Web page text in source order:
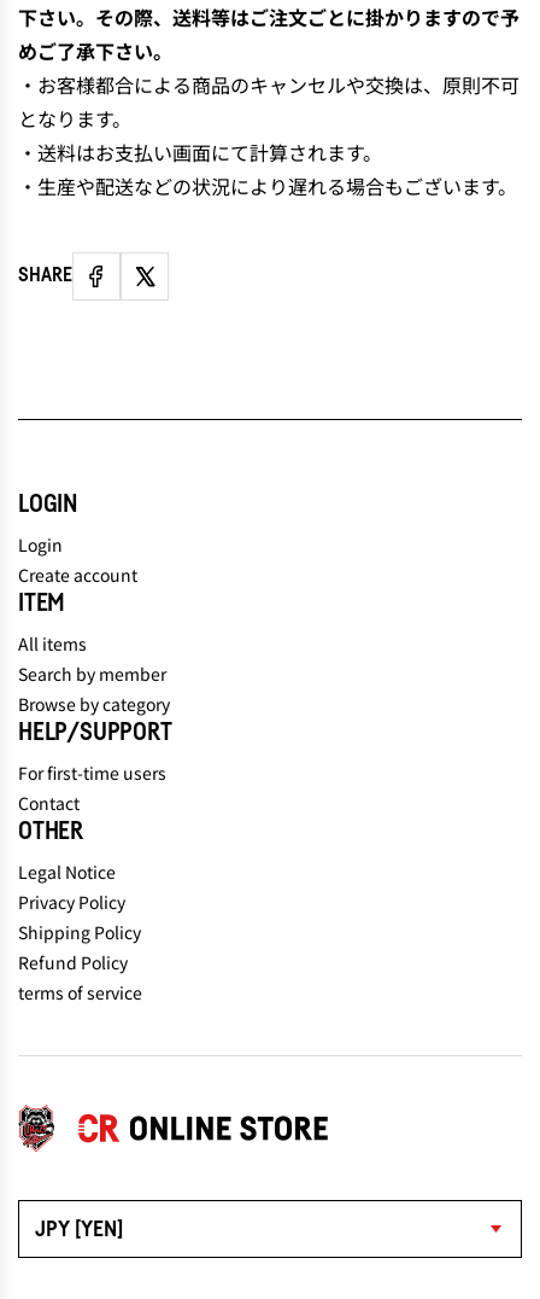
下さい。その際、送料等はご注文ごとに掛かりますので予
めご了承下さい。
・お客様都合による商品のキャンセルや交換は、原則不可
となります。
・送料はお支払い画面にて計算されます。
・生産や配送などの状況により遅れる場合もございます。
SHARE
JPY [YEN]
LOGIN
Login
Create account
ITEM
All items
Search by member
Browse by category
HELP/SUPPORT
For first-time users
Contact
OTHER
Legal Notice
Privacy Policy
Shipping Policy
Refund Policy
terms of service